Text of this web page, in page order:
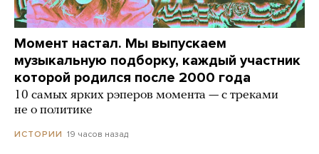
Момент настал. Мы выпускаем
музыкальную подборку, каждый участник
которой родился после 2000 года
10 самых ярких рэперов момента — с треками
не о политике
ИСТОРИИ 19 часов назад